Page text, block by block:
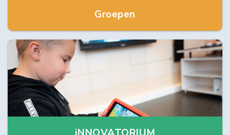
Groepen